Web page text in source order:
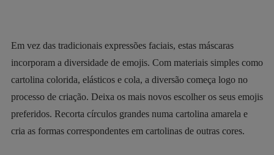
Em vez das tradicionais expressões faciais, estas máscaras
incorporam a diversidade de emojis. Com materiais simples como
cartolina colorida, elásticos e cola, a diversão começa logo no
processo de criação. Deixa os mais novos escolher os seus emojis
preferidos. Recorta círculos grandes numa cartolina amarela e
cria as formas correspondentes em cartolinas de outras cores.